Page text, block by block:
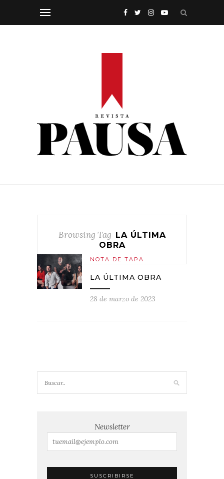
Browsing Tag LA ÚLTIMA
OBRA
NOTA DE TAPA
LA ÚLTIMA OBRA
28 de marzo de 2023
Newsletter